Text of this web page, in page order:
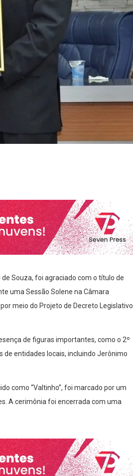
Souza, foi agraciado com o título de
uma Sessão Solene na Câmara
meio do Projeto de Decreto Legislativo
de figuras importantes, como o 2º
de entidades locais, incluindo Jerônimo
como “Valtinho”, foi marcado por um
A cerimônia foi encerrada com uma